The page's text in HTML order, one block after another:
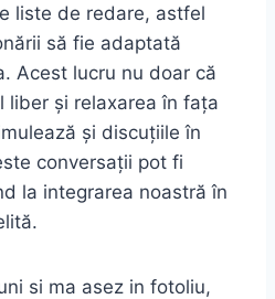
liste de redare, astfel
să fie adaptată
Acest lucru nu doar că
și relaxarea în fața
și discuțiile în
conversații pot fi
la integrarea noastră în
si ma asez in fotoliu,